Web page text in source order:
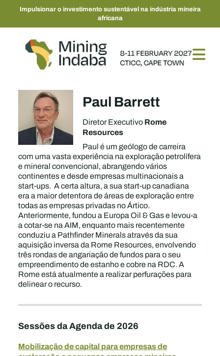
Impulsionar o investimento sustentável na indústria mineira
africana
Paul Barrett
Diretor ExecutivoRome
Resources
Paul é um geólogo de carreira
com uma vasta experiência na exploração petrolífera
e mineral convencional, abrangendo vários
continentes e desde empresas multinacionais a
start-ups. A certa altura, a sua start-up canadiana
era a maior detentora de áreas de exploração entre
todas as empresas privadas no Ártico.
Anteriormente, fundou a Europa Oil & Gas e levou-a
a cotar-se na AIM, enquanto mais recentemente
conduziu a Pathfinder Minerals através da sua
aquisição inversa da Rome Resources, envolvendo
três rondas de angariação de fundos para o seu
empreendimento de estanho e cobre na RDC. A
Rome está atualmente a realizar perfurações para
delinear o recurso.
Sessões da Agenda de 2026
Mobilização de capital para empresas de